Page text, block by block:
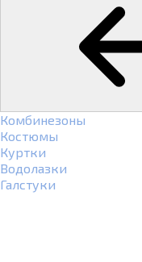
Комбинезоны
Костюмы
Куртки
Водолазки
Галстуки